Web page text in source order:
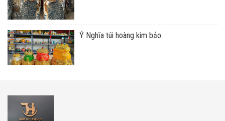
Ý Nghĩa túi hoàng kim bảo